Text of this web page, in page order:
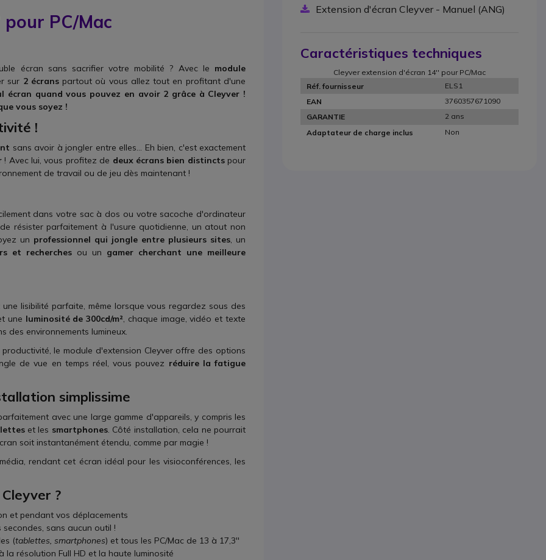
PC/Mac
écran sans sacrifier votre mobilité ? Avec le module
sur 2 écranspartout où vous allez tout en profitant d'une
écran quand vous pouvez en avoir 2 grâce à Cleyver !
vous soyez !
!
sans avoir à jongler entre elles... Eh bien, c'est exactement
! Avec lui, vous profitez de deux écrans bien distinctspour
de travail ou de jeu dès maintenant !
dans votre sac à dos ou votre sacoche d'ordinateur
résister parfaitement à l'usure quotidienne, un atout non
un professionnel qui jongle entre plusieurs sites, un
et recherchesou un gamer cherchant une meilleure
lisibilité parfaite, même lorsque vous regardez sous des
une luminosité de 300cd/m², chaque image, vidéo et texte
des environnements lumineux.
le module d'extension Cleyver offre des options
de vue en temps réel, vous pouvez réduire la fatigue
simplissime
avec une large gamme d'appareils, y compris les
et les smartphones. Côté installation, cela ne pourrait
soit instantanément étendu, comme par magie !
rendant cet écran idéal pour les visioconférences, les
?
et pendant vos déplacements
sans aucun outil !
(tablettes, smartphones) et tous les PC/Mac de 13 à 17,3''
la résolution Full HD et la haute luminosité
Extension d'écran Cleyver - Manuel (ANG)
Caractéristiques techniques
Cleyver extension d'écran 14'' pour PC/Mac
Réf. fournisseur
ELS1
EAN
3760357671090
GARANTIE
2 ans
Adaptateur de charge inclus
Non